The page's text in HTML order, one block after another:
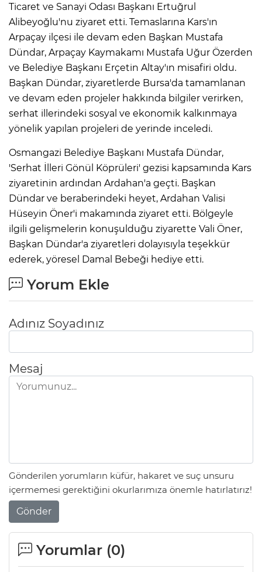
Ticaret ve Sanayi Odası Başkanı Ertuğrul
Alibeyoğlu'nu ziyaret etti. Temaslarına Kars'ın
Arpaçay ilçesi ile devam eden Başkan Mustafa
Dündar, Arpaçay Kaymakamı Mustafa Uğur Özerden
ve Belediye Başkanı Erçetin Altay'ın misafiri oldu.
Başkan Dündar, ziyaretlerde Bursa'da tamamlanan
ve devam eden projeler hakkında bilgiler verirken,
serhat illerindeki sosyal ve ekonomik kalkınmaya
yönelik yapılan projeleri de yerinde inceledi.
Osmangazi Belediye Başkanı Mustafa Dündar,
'Serhat İlleri Gönül Köprüleri' gezisi kapsamında Kars
ziyaretinin ardından Ardahan'a geçti. Başkan
Dündar ve beraberindeki heyet, Ardahan Valisi
Hüseyin Öner'i makamında ziyaret etti. Bölgeyle
ilgili gelişmelerin konuşulduğu ziyarette Vali Öner,
Başkan Dündar'a ziyaretleri dolayısıyla teşekkür
ederek, yöresel Damal Bebeği hediye etti.
Yorum Ekle
Adınız Soyadınız
Mesaj
Gönderilen yorumların küfür, hakaret ve suç unsuru
içermemesi gerektiğini okurlarımıza önemle hatırlatırız!
Gönder
Yorumlar (0)